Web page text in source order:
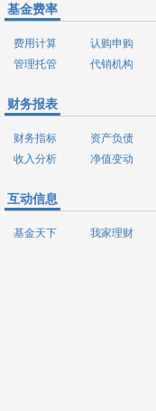
基金费率
费用计算 认购申购
管理托管
代销机构
财务报表
财务指标 资产负债
收入分析
净值变动
互动信息
基金天下 我家理财